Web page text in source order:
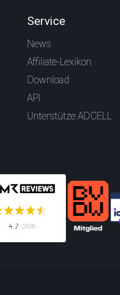
Service
News
Affiliate-Lexikon
Download
API
Unterstütze ADCELL